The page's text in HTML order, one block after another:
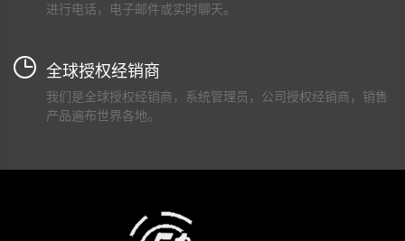
进行电话，电子邮件或实时聊天。
全球授权经销商
我们是全球授权经销商，系统管理员，公司授权经销商，销售
产品遍布世界各地。